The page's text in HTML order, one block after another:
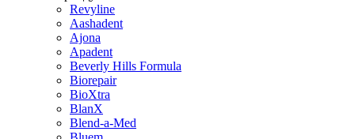
Revyline
Aashadent
Ajona
Apadent
Beverly Hills Formula
Biorepair
BioXtra
BlanX
Blend-a-Med